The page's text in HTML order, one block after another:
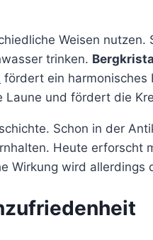
Weisen nutzen.
trinken.
fördert ein
Laune und fördert die
Schon in der
Heute erforscht
Wirkung wird allerdings